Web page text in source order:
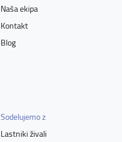
Naša ekipa
Kontakt
Blog
Sodelujemo z
Lastniki živali